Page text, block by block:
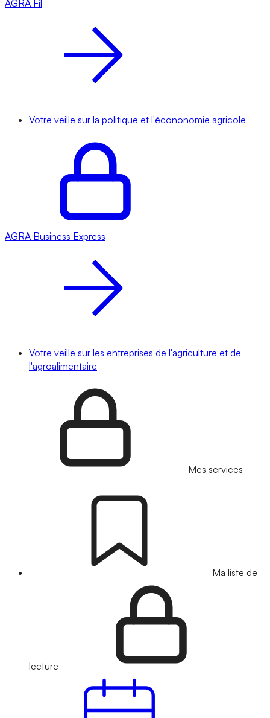
AGRA Fil
Votre veille sur la politique et l'écononomie agricole
AGRA Business Express
Votre veille sur les entreprises de l'agriculture et de
l'agroalimentaire
Mes services
Ma liste de
lecture